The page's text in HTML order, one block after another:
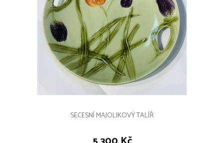
SECESNÍ MAJOLIKOVÝ TALÍŘ